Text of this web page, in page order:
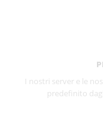
I nostri server e le
predefinito